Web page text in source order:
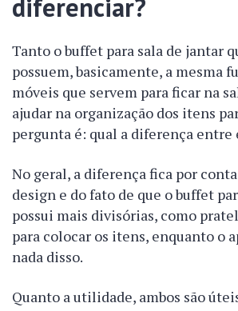
diferenciar?
Tanto o buffet para sala de jantar
possuem, basicamente, a mesma
móveis que servem para ficar na
ajudar na organização dos itens
pergunta é: qual a diferença entre
No geral, a diferença fica por
design e do fato de que o buffet
possui mais divisórias, como
para colocar os itens, enquanto o
nada disso.
Quanto a utilidade, ambos são